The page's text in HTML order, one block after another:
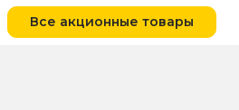
Все акционные товары